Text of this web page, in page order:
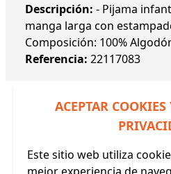
Descripción: - Pijama
manga larga con
Composición: 100%
Referencia: 22117083
Productos
ACEPTAR
Este sitio web utiliza